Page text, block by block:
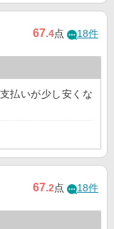
67.4点 18件
払いが少し安くな
67.2点 18件